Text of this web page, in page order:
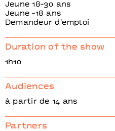
Jeune 18-30 ans
Jeune -18 ans
Demandeur d'emploi
Duration of the show
1h10
Audiences
à partir de 14 ans
Partners